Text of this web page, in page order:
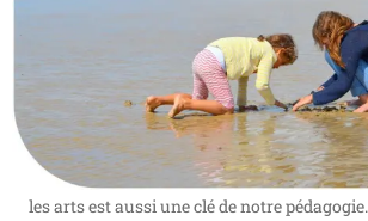
les arts est aussi une clé de notre pédagogie.